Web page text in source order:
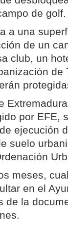
de golf.
a una
de un
club, un
de
por EFE,
ejecución
suelo
meses,
en el
de la